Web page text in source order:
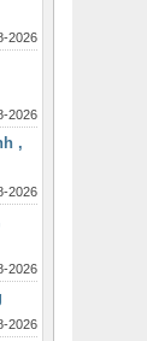
2026
2026
,
2026
2026
2026